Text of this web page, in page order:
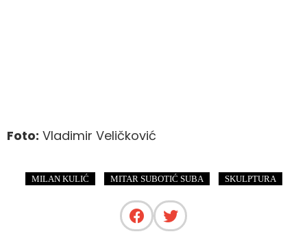
Foto: Vladimir Veličković
MILAN KULIĆ MITAR SUBOTIĆ SUBA SKULPTURA